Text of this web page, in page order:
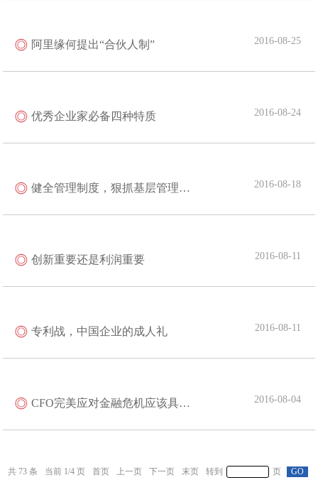
阿里缘何提出“合伙人制” 2016-08-25
优秀企业家必备四种特质 2016-08-24
健全管理制度，狠抓基层管理——“两学一做”心得体会 2016-08-18
创新重要还是利润重要 2016-08-11
专利战，中国企业的成人礼 2016-08-11
CFO完美应对金融危机应该具备哪些素质? 2016-08-04
73 1/4